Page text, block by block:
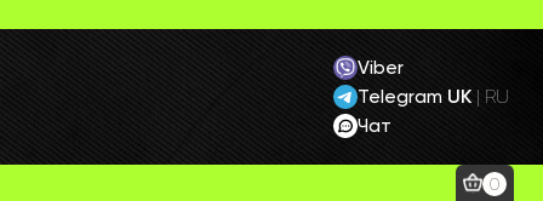
Viber
Telegram
Чат
UK | RU
0